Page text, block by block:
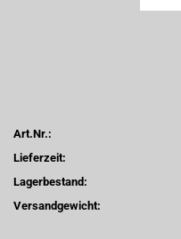
Art.Nr.:
Lieferzeit:
Lagerbestand:
Versandgewicht: